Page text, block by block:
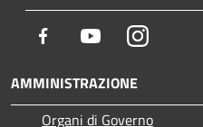
Facebook YoutubeInstagram
AMMINISTRAZIONE
Organi di Governo